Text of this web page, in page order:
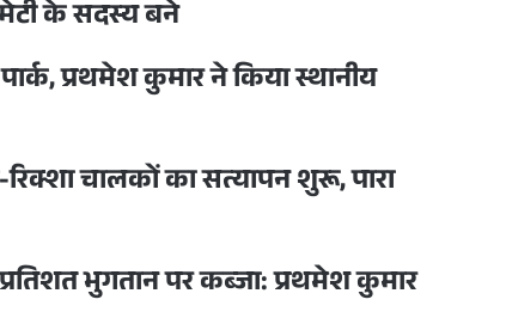
के सदस्य बने
प्रथमेश कुमार ने किया स्थानीय
चालकों का सत्यापन शुरू, पारा
भुगतान पर कब्जा: प्रथमेश कुमार